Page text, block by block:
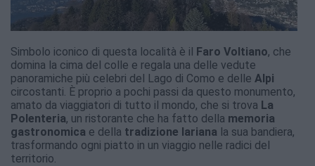
Simbolo iconico di questa località è il Faro Voltiano, che
domina la cima del colle e regala una delle vedute
panoramiche più celebri del Lago di Como e delle Alpi
circostanti. È proprio a pochi passi da questo monumento,
amato da viaggiatori di tutto il mondo, che si trova La
Polenteria, un ristorante che ha fatto della memoria
gastronomica e della tradizione lariana la sua bandiera,
trasformando ogni piatto in un viaggio nelle radici del
territorio.